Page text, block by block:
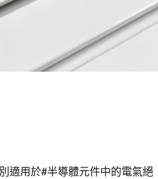
適用於#半導體元件中的電氣絕